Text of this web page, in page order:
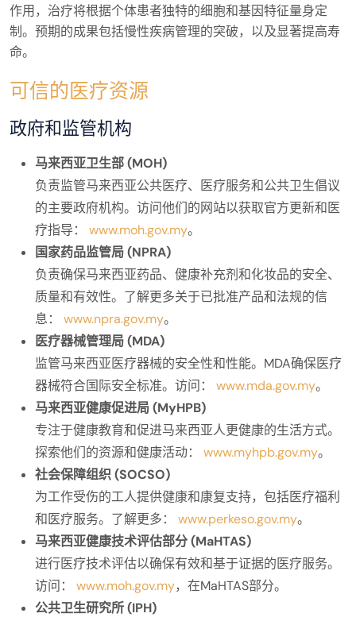
作用，治疗将根据个体患者独特的细胞和基因特征量身定
制。预期的成果包括慢性疾病管理的突破，以及显著提高寿
命。
可信的医疗资源
政府和监管机构
马来西亚卫生部 (MOH)
负责监管马来西亚公共医疗、医疗服务和公共卫生倡议
的主要政府机构。访问他们的网站以获取官方更新和医
疗指导： www.moh.gov.my。
国家药品监管局 (NPRA)
负责确保马来西亚药品、健康补充剂和化妆品的安全、
质量和有效性。了解更多关于已批准产品和法规的信
息： www.npra.gov.my。
医疗器械管理局 (MDA)
监管马来西亚医疗器械的安全性和性能。MDA确保医疗
器械符合国际安全标准。访问： www.mda.gov.my。
马来西亚健康促进局 (MyHPB)
专注于健康教育和促进马来西亚人更健康的生活方式。
探索他们的资源和健康活动： www.myhpb.gov.my。
社会保障组织 (SOCSO)
为工作受伤的工人提供健康和康复支持，包括医疗福利
和医疗服务。了解更多： www.perkeso.gov.my。
马来西亚健康技术评估部分 (MaHTAS)
进行医疗技术评估以确保有效和基于证据的医疗服务。
访问： www.moh.gov.my，在MaHTAS部分。
公共卫生研究所 (IPH)